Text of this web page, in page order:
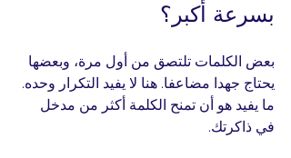
بسرعة أكبر؟
بعض الكلمات تلتصق من أول مرة، وبعضها
يحتاج جهدا مضاعفا. هنا لا يفيد التكرار وحده.
ما يفيد هو أن تمنح الكلمة أكثر من مدخل
في ذاكرتك.